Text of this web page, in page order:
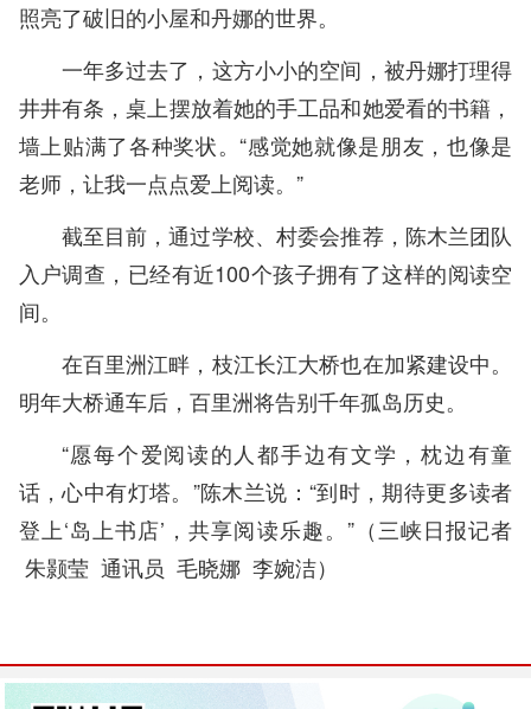
照亮了破旧的小屋和丹娜的世界。
一年多过去了，这方小小的空间，被丹娜打理得
井井有条，桌上摆放着她的手工品和她爱看的书籍，
墙上贴满了各种奖状。“感觉她就像是朋友，也像是
老师，让我一点点爱上阅读。”
截至目前，通过学校、村委会推荐，陈木兰团队
入户调查，已经有近100个孩子拥有了这样的阅读空
间。
在百里洲江畔，枝江长江大桥也在加紧建设中。
明年大桥通车后，百里洲将告别千年孤岛历史。
“愿每个爱阅读的人都手边有文学，枕边有童
话，心中有灯塔。”陈木兰说：“到时，期待更多读者
登上‘岛上书店’，共享阅读乐趣。”（三峡日报记者
朱颢莹 通讯员 毛晓娜 李婉洁）